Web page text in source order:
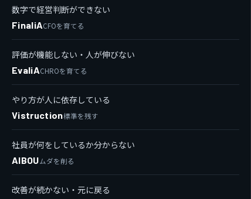
数字で経営判断ができない
FinaliACFOを育てる
評価が機能しない・人が伸びない
EvaliACHROを育てる
やり方が人に依存している
Vistruction標準を残す
社員が何をしているか分からない
AIBOUムダを削る
改善が続かない・元に戻る